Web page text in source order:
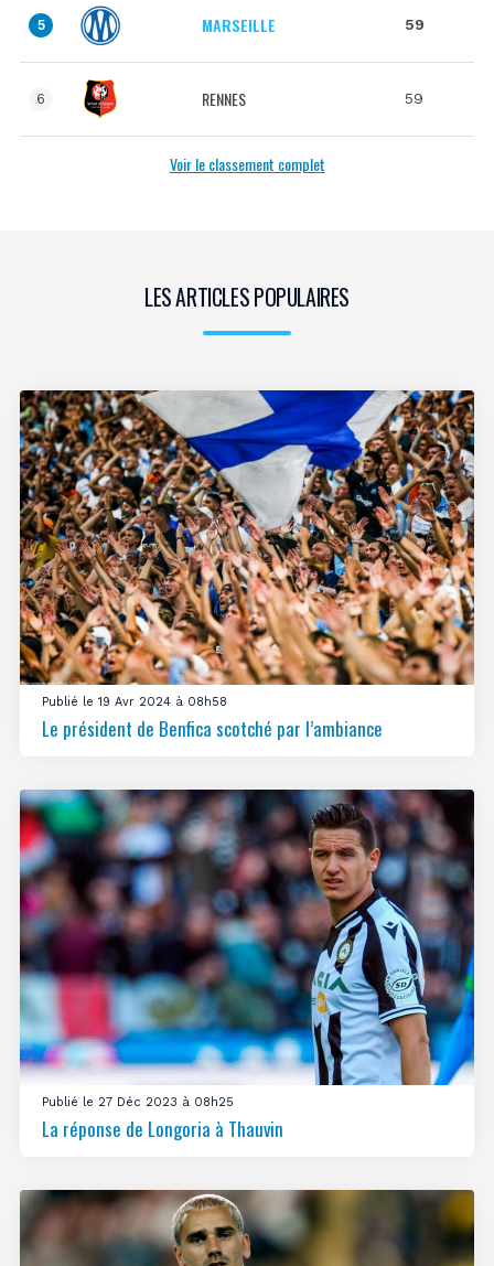
5 MARSEILLE 59
6 RENNES 59
Voir le classement complet
LES ARTICLES POPULAIRES
Publié le 19 Avr 2024 à 08h58
Le président de Benfica scotché par l’ambiance
Publié le 27 Déc 2023 à 08h25
La réponse de Longoria à Thauvin